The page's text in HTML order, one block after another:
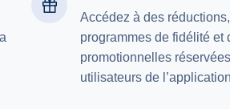
Accédez à des
programmes de fidélité et
promotionnelles
utilisateurs de